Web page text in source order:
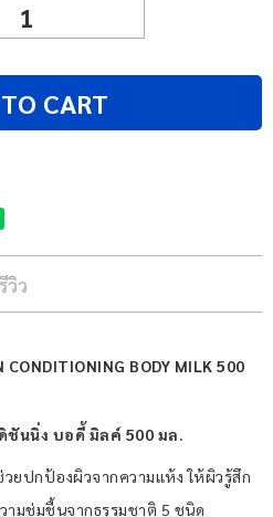
CART
รีวิว
CONDITIONING BODY MILK 500
ชันนิ่ง บอดี้ มิลค์ 500 มล.
ยปกป้องผิวจากความแห้ง ให้ผิวรู้สึก
มชุ่มชื้นจากธรรมชาติ 5 ชนิด